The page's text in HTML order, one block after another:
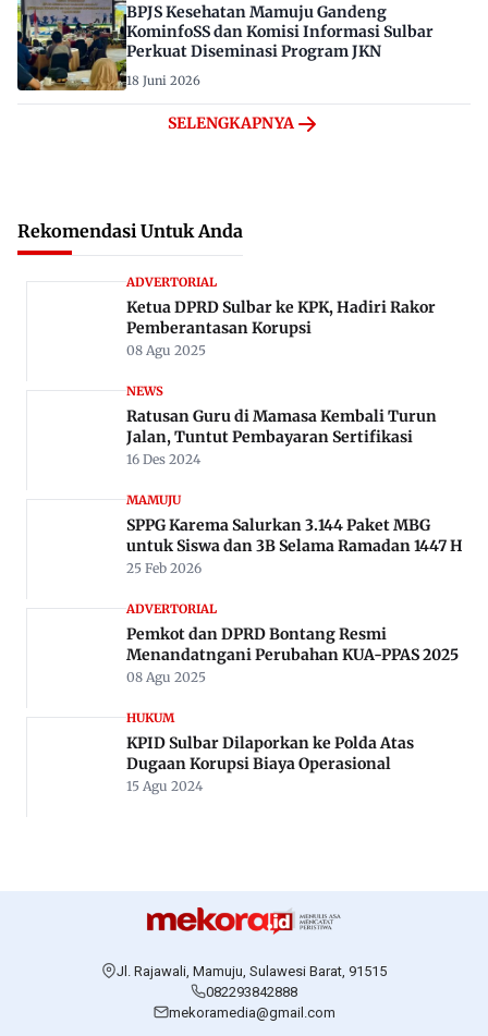
BPJS Kesehatan Mamuju Gandeng
KominfoSS dan Komisi Informasi Sulbar
Perkuat Diseminasi Program JKN
18 Juni 2026
SELENGKAPNYA
Rekomendasi Untuk Anda
ADVERTORIAL
Ketua DPRD Sulbar ke KPK, Hadiri Rakor
Pemberantasan Korupsi
08 Agu 2025
NEWS
Ratusan Guru di Mamasa Kembali Turun
Jalan, Tuntut Pembayaran Sertifikasi
16 Des 2024
MAMUJU
SPPG Karema Salurkan 3.144 Paket MBG
untuk Siswa dan 3B Selama Ramadan 1447 H
25 Feb 2026
ADVERTORIAL
Pemkot dan DPRD Bontang Resmi
Menandatngani Perubahan KUA-PPAS 2025
08 Agu 2025
HUKUM
KPID Sulbar Dilaporkan ke Polda Atas
Dugaan Korupsi Biaya Operasional
15 Agu 2024
Jl. Rajawali, Mamuju, Sulawesi Barat, 91515
082293842888
mekoramedia@gmail.com